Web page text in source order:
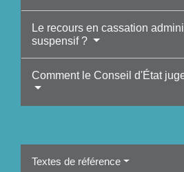
Le recours en cassation
suspensif ?
Comment le Conseil d'État
Textes de référence